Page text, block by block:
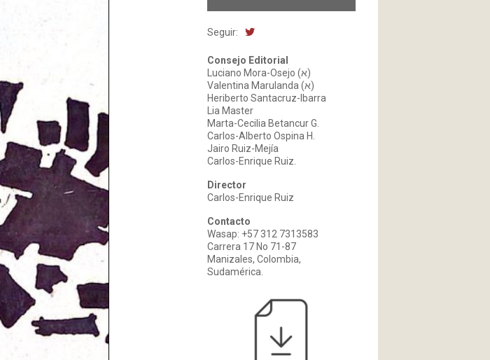
Seguir:
Consejo Editorial
Luciano Mora-Osejo (א)
Valentina Marulanda (א)
Heriberto Santacruz-Ibarra
Lia Master
Marta-Cecilia Betancur G.
Carlos-Alberto Ospina H.
Jairo Ruiz-Mejía
Carlos-Enrique Ruiz.
Director
Carlos-Enrique Ruiz
Contacto
Wasap: +57 312 7313583
Carrera 17 No 71-87
Manizales, Colombia,
Sudamérica.